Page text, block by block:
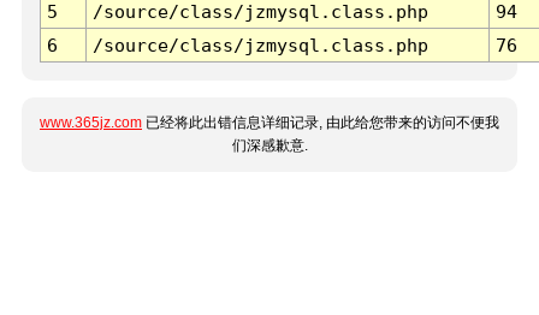
5
/source/class/jzmysql.class.php
94
6
/source/class/jzmysql.class.php 76
www.365jz.com 已经将此出错信息详细记录, 由此给您带来的访问不便我
们深感歉意.